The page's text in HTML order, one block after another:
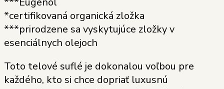
*certifikovaná organická zložka
***prirodzene sa vyskytujúce zložky v
esenciálnych olejoch
Toto telové suflé je dokonalou voľbou pre
každého, kto si chce dopriať luxusnú